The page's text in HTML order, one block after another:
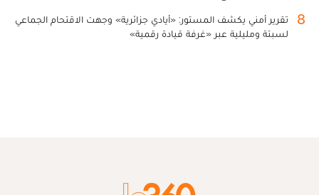
8
تقرير أمني يكشف المستور: «أيادي جزائرية» وجهت الاقتحام الجماعي
لسبتة ومليلية عبر «غرفة قيادة رقمية»